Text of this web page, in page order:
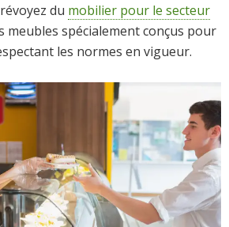
du mobilier pour le secteur
meubles spécialement conçus pour
les normes en vigueur.